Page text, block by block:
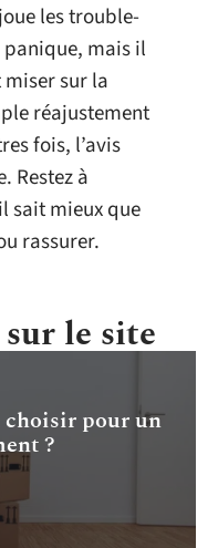
les trouble-
mais il
sur la
réajustement
fois, l’avis
Restez à
sait mieux que
rassurer.
le site
choisir pour un
?